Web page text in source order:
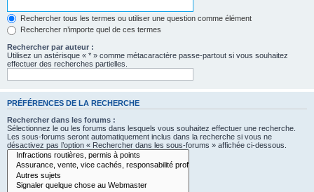
Rechercher tous les termes ou utiliser une question comme élément
Rechercher n’importe quel de ces termes
Rechercher par auteur :
Utilisez un astérisque « * » comme métacaractère passe-partout si vous souhaitez
effectuer des recherches partielles.
PRÉFÉRENCES DE LA RECHERCHE
Rechercher dans les forums :
Sélectionnez le ou les forums dans lesquels vous souhaitez effectuer une recherche.
Les sous-forums seront automatiquement inclus dans la recherche si vous ne
désactivez pas l’option « Rechercher dans les sous-forums » affichée ci-dessous.